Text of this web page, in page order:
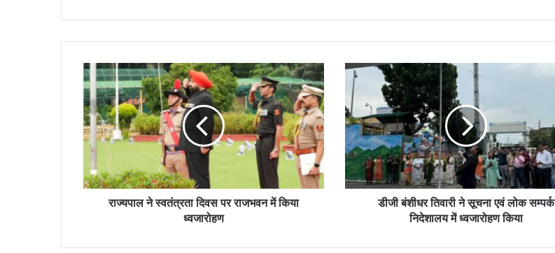
राज्यपाल ने स्वतंत्रता दिवस पर राजभवन में किया
ध्वजारोहण
डीजी बंशीधर तिवारी ने सूचना एवं लोक सम्पर्क
निदेशालय में ध्वजारोहण किया